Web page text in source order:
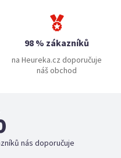
98 % zákazníků
na Heureka.cz doporučuje
náš obchod
nás doporučuje